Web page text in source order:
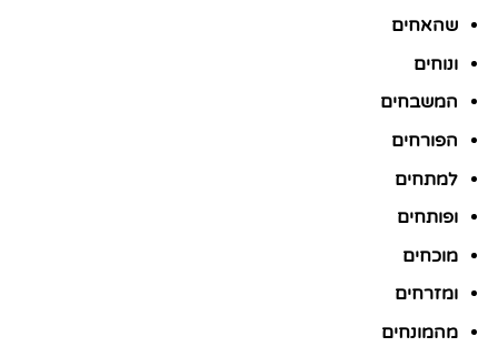
שהאחים
ונוחים
המשבחים
הפורחים
למתחים
ופותחים
מוכחים
ומזרחים
מהמונחים